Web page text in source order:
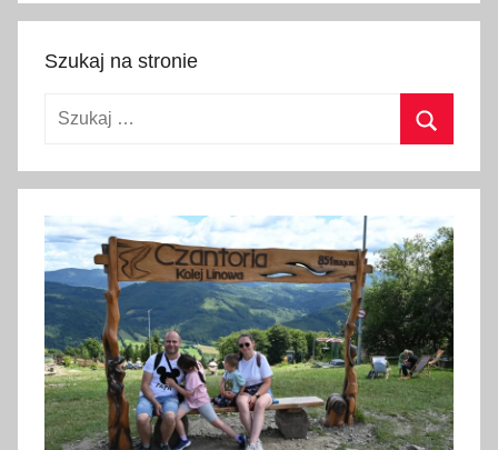
k
w
n
a
2
0
7
Szukaj na stronie
Szukaj: